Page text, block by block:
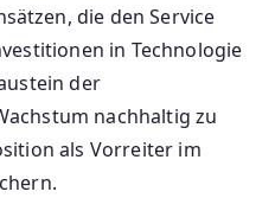
die den Service
in Technologie
der
nachhaltig zu
als Vorreiter im